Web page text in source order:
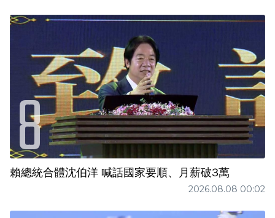
賴總統合體沈伯洋 喊話國家要順、月薪破3萬
2026.08.08 00:02